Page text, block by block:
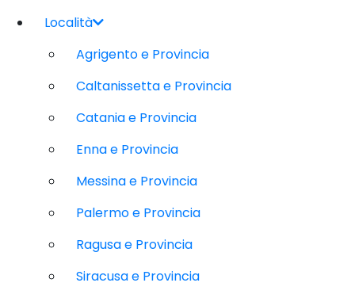
Località
Agrigento e Provincia
Caltanissetta e Provincia
Catania e Provincia
Enna e Provincia
Messina e Provincia
Palermo e Provincia
Ragusa e Provincia
Siracusa e Provincia